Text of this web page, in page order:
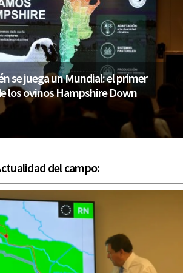
se juega un Mundial: el primer
los ovinos Hampshire Down
del campo: